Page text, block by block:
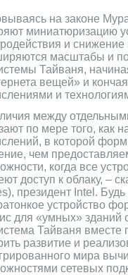
на законе
миниатюризацию
и снижение
масштабы и
Тайваня,
вещей» и
и
между
по мере того, как
в которой
чем
когда все
доступ к облаку, –
президент Intel.
устройство
для «умных» зданий
Тайваня вместе
развитие и
мира
сетевых